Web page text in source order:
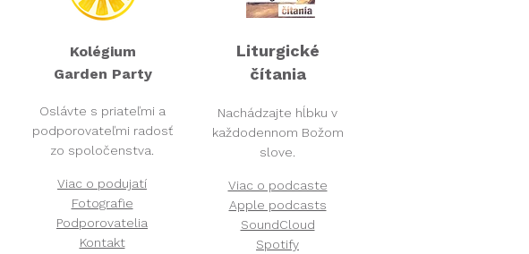
Kolégium
Garden Party
Oslávte s priateľmi a
podporovateľmi radosť
zo spoločenstva.
Viac o podujatí
Fotografie
Podporovatelia
Kontakt
Liturgické
čítania
Nachádzajte hĺbku v
každodennom Božom
slove.
Viac o podcaste
Apple podcasts
SoundCloud
Spotify